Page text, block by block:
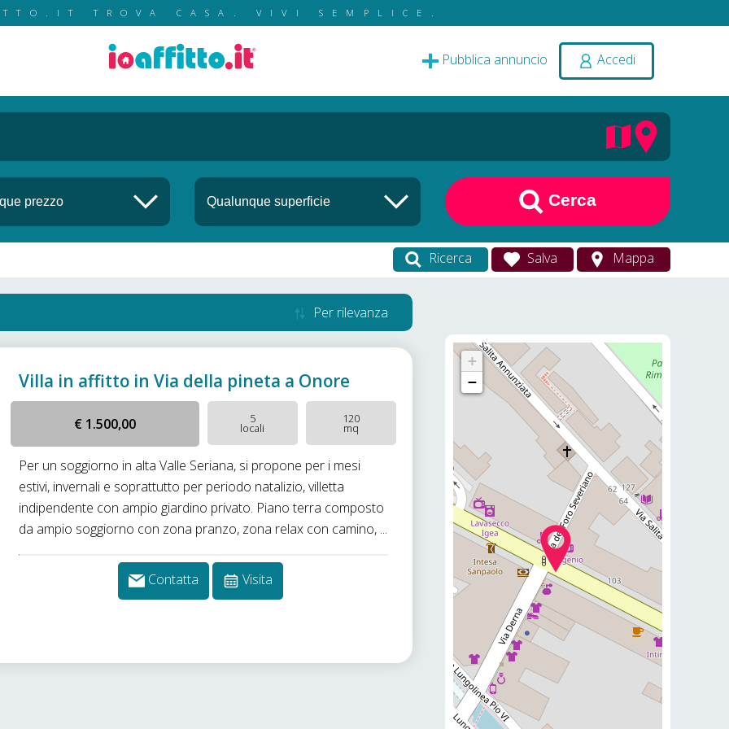
TROVA CASA. VIVI SEMPLICE.
Pubblica annuncio Accedi
Cerca
Ricerca Salva Mappa
Per rilevanza
Villa in affitto in Via della pineta a Onore
€ 1.500,00 5
locali
120
mq
Per un soggiorno in alta Valle Seriana, si propone per i mesi
estivi, invernali e soprattutto per periodo natalizio, villetta
indipendente con ampio giardino privato. Piano terra composto
da ampio soggiorno con zona pranzo, zona relax con camino, ...
Contatta Visita
+
−